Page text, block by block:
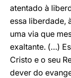
atentado à
essa liberdade,
uma via que
exaltante. (…)
Cristo e o seu
dever do